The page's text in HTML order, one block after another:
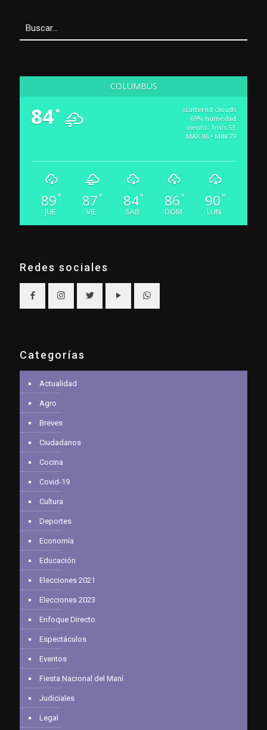
COLUMBUS
84°
scattered clouds
69% humedad
viento: 1m/s SE
MAX 86 • MIN 79
89 °
JUE
87 °
VIE
84°
SAB
86 °
DOM
90 °
LUN
Redes sociales
Categorías
Actualidad
Agro
Breves
Ciudadanos
Cocina
Covid-19
Cultura
Deportes
Economía
Educación
Elecciones 2021
Elecciones 2023
Enfoque Directo
Espectáculos
Eventos
Fiesta Nacional del Maní
Judiciales
Legal